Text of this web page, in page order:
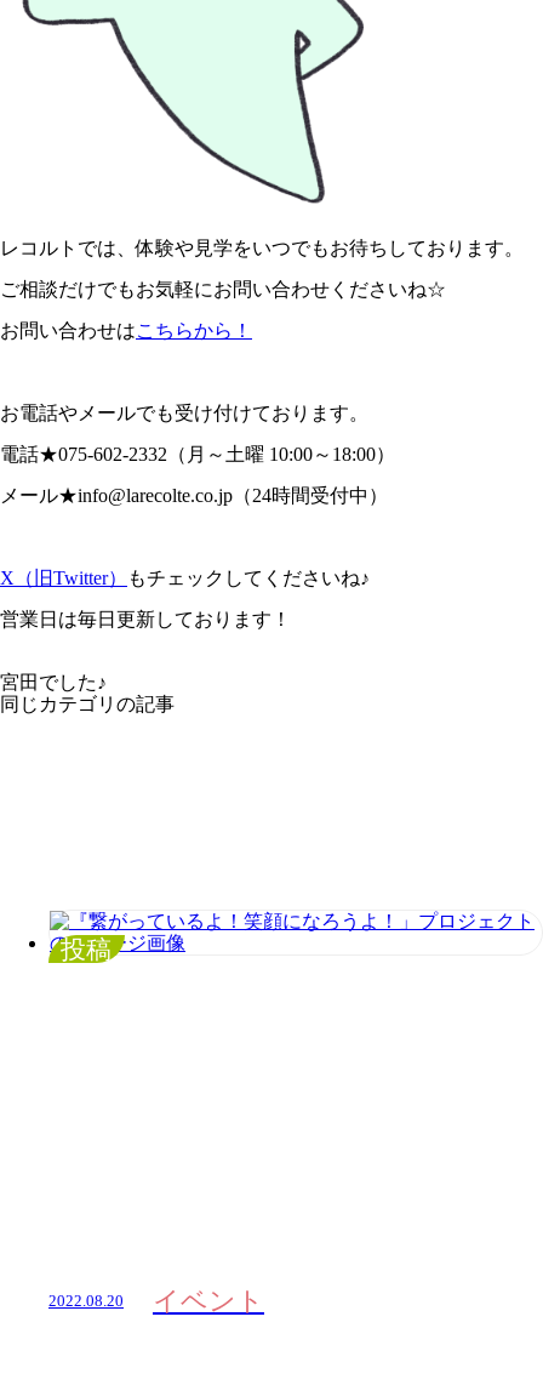
レコルトでは、体験や見学をいつでもお待ちしております。
ご相談だけでもお気軽にお問い合わせくださいね☆
お問い合わせはこちらから！
お電話やメールでも受け付けております。
電話★075-602-2332（月～土曜 10:00～18:00）
メール★info@larecolte.co.jp（24時間受付中）
X（旧Twitter）
もチェックしてくださいね♪
営業日は毎日更新しております！
宮田でした♪
同じカテゴリの記事
投稿
2022.08.20 イベント